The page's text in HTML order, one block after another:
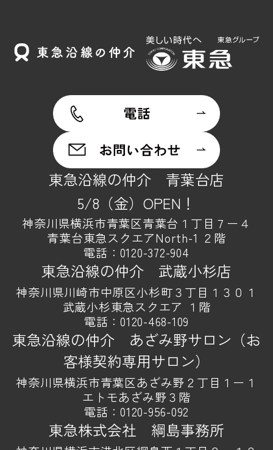
東急沿線の仲介 青葉台店
5/8（金）OPEN！
神奈川県横浜市青葉区青葉台１丁目７ー４
青葉台東急スクエアNorth-1 ２階
電話： 0120-372-904
東急沿線の仲介 武蔵小杉店
神奈川県川崎市中原区小杉町３丁目１３０１
武蔵小杉東急スクエア １階
電話：0120-468-109
東急沿線の仲介 あざみ野サロン（お
客様契約専用サロン）
神奈川県横浜市青葉区あざみ野２丁目１ー１
エトモあざみ野３階
電話：0120-956-092
東急株式会社 綱島事務所